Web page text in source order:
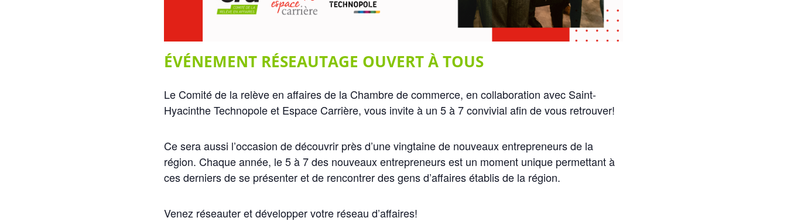
ÉVÉNEMENT RÉSEAUTAGE OUVERT À TOUS
Le Comité de la relève en affaires de la Chambre de commerce, en collaboration avec Saint-
Hyacinthe Technopole et Espace Carrière, vous invite à un 5 à 7 convivial afin de vous retrouver!
Ce sera aussi l’occasion de découvrir près d’une vingtaine de nouveaux entrepreneurs de la
région. Chaque année, le 5 à 7 des nouveaux entrepreneurs est un moment unique permettant à
ces derniers de se présenter et de rencontrer des gens d’affaires établis de la région.
Venez réseauter et développer votre réseau d’affaires!